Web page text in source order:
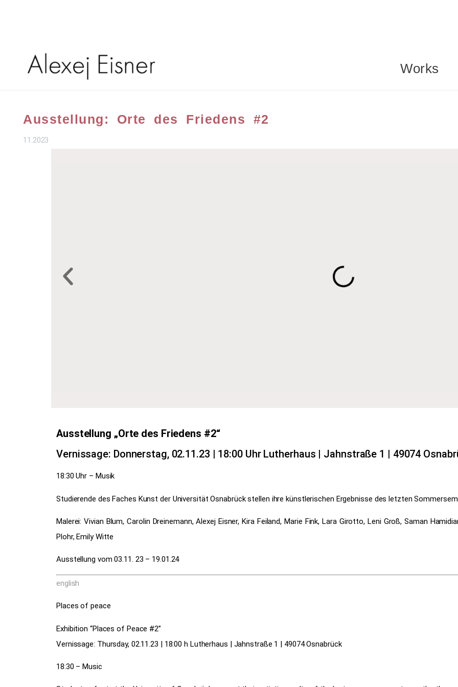
Works
Ausstellung: Orte des Friedens #2
11.2023
Ausstellung „Orte des Friedens #2“
Vernissage: Donnerstag, 02.11.23 | 18:00 Uhr Lutherhaus | Jahnstraße 1 | 49074
18:30 Uhr – Musik
Studierende des Faches Kunst der Universität Osnabrück stellen ihre künstlerischen Ergebnisse des letzten
Malerei: Vivian Blum, Carolin Dreinemann, Alexej Eisner, Kira Feiland, Marie Fink, Lara Girotto, Leni Groß, Saman
Plohr, Emily Witte
Ausstellung vom 03.11. 23 – 19.01.24
english
Places of peace
Exhibition “Places of Peace #2”
Vernissage: Thursday, 02.11.23 | 18:00 h Lutherhaus | Jahnstraße 1 | 49074 Osnabrück
18:30 – Music